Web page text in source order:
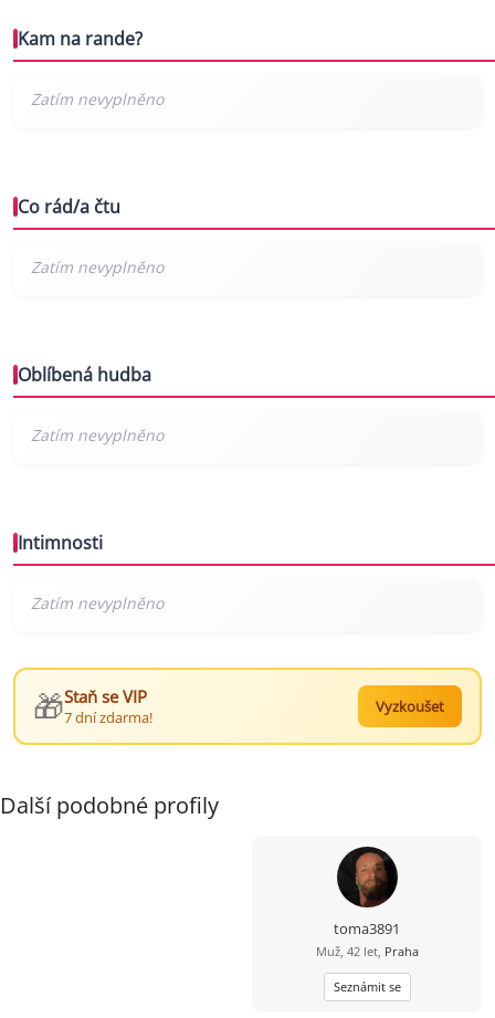
Kam na rande?
Co rád/a čtu
Oblíbená hudba
Intimnosti
🎁Staň se VIP
7 dní zdarma!
Vyzkoušet
Další podobné profily
toma3891
Muž, 42 let, Praha
Seznámit se